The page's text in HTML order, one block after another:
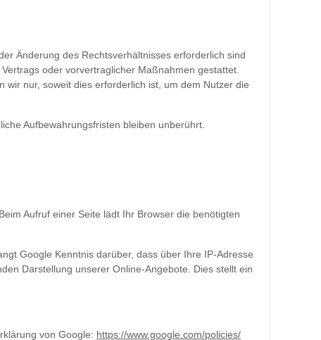
Änderung des Rechtsverhältnisses erforderlich sind
oder vorvertraglicher Maßnahmen gestattet.
nur, soweit dies erforderlich ist, um dem Nutzer die
Aufbewahrungsfristen bleiben unberührt.
Aufruf einer Seite lädt Ihr Browser die benötigten
Google Kenntnis darüber, dass über Ihre IP-Adresse
Darstellung unserer Online-Angebote. Dies stellt ein
von Google: https://www.google.com/policies/